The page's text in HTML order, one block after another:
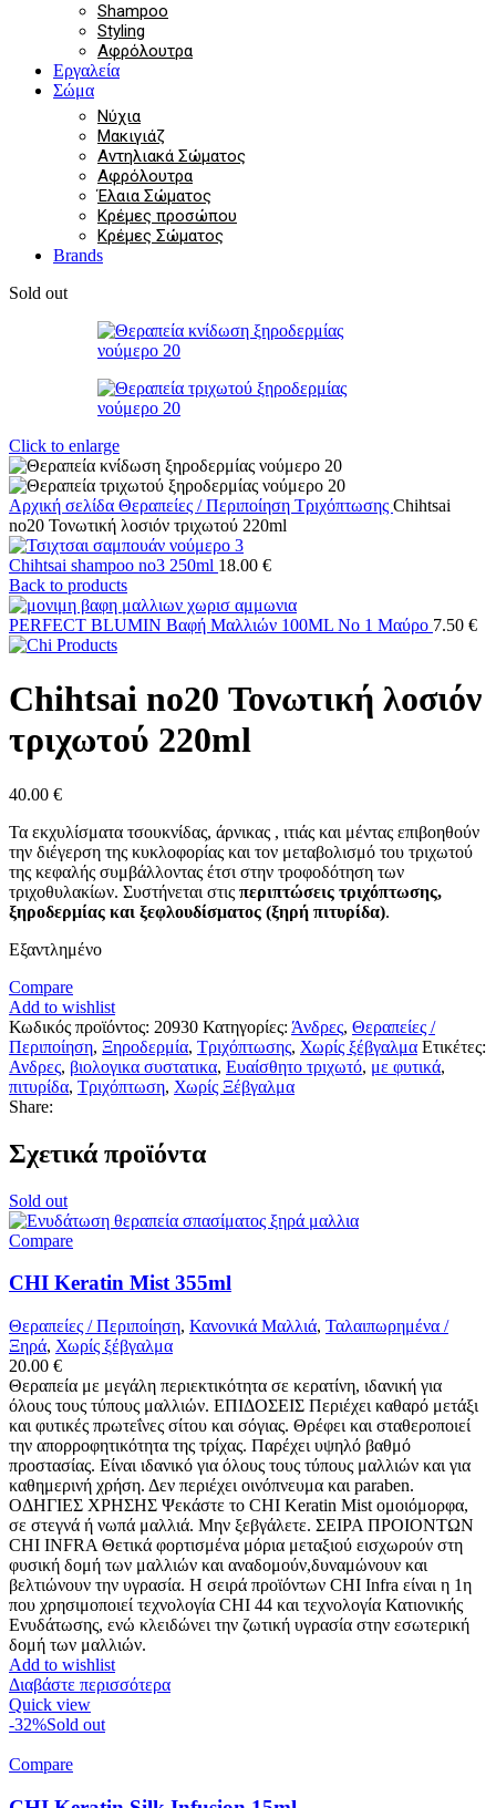
Shampoo
Styling
Αφρόλουτρα
Εργαλεία
Σώμα
Νύχια
Μακιγιάζ
Αντηλιακά Σώματος
Αφρόλουτρα
Έλαια Σώματος
Κρέμες προσώπου
Κρέμες Σώματος
Brands
Sold out
Click to enlarge
Αρχική σελίδα Θεραπείες / Περιποίηση Τριχόπτωσης Chihtsai
no20 Τονωτική λοσιόν τριχωτού 220ml
Chihtsai shampoo no3 250ml 18.00 €
Back to products
PERFECT BLUMIN Βαφή Μαλλιών 100ML No 1 Μαύρο 7.50 €
Chihtsai no20 Τονωτική λοσιόν
τριχωτού 220ml
40.00 €
Τα εκχυλίσματα τσουκνίδας, άρνικας , ιτιάς και μέντας επιβοηθούν
την διέγερση της κυκλοφορίας και τον μεταβολισμό του τριχωτού
της κεφαλής συμβάλλοντας έτσι στην τροφοδότηση των
τριχοθυλακίων. Συστήνεται στις περιπτώσεις τριχόπτωσης,
ξηροδερμίας και ξεφλουδίσματος (ξηρή πιτυρίδα).
Εξαντλημένο
Compare
Add to wishlist
Κωδικός προϊόντος: 20930 Κατηγορίες: Άνδρες, Θεραπείες /
Περιποίηση, Ξηροδερμία, Τριχόπτωσης, Χωρίς ξέβγαλμα Ετικέτες:
Ανδρες, βιολογικα συστατικα, Ευαίσθητο τριχωτό, με φυτικά,
πιτυρίδα, Τριχόπτωση, Χωρίς Ξέβγαλμα
Share:
Σχετικά προϊόντα
Sold out
Compare
CHI Keratin Mist 355ml
Θεραπείες / Περιποίηση, Κανονικά Μαλλιά, Ταλαιπωρημένα /
Ξηρά, Χωρίς ξέβγαλμα
20.00 €
Θεραπεία με μεγάλη περιεκτικότητα σε κερατίνη, ιδανική για
όλους τους τύπους μαλλιών. ΕΠΙΔΟΣΕΙΣ Περιέχει καθαρό μετάξι
και φυτικές πρωτεΐνες σίτου και σόγιας. Θρέφει και σταθεροποιεί
την απορροφητικότητα της τρίχας. Παρέχει υψηλό βαθμό
προστασίας. Είναι ιδανικό για όλους τους τύπους μαλλιών και για
καθημερινή χρήση. Δεν περιέχει οινόπνευμα και paraben.
ΟΔΗΓΙΕΣ ΧΡΗΣΗΣ Ψεκάστε το CHI Keratin Mist ομοιόμορφα,
σε στεγνά ή νωπά μαλλιά. Μην ξεβγάλετε. ΣΕΙΡΑ ΠΡΟΙΟΝΤΩΝ
CHI INFRA Θετικά φορτισμένα μόρια μεταξιού εισχωρούν στη
φυσική δομή των μαλλιών και αναδομούν,δυναμώνουν και
βελτιώνουν την υγρασία. Η σειρά προϊόντων CHI Infra είναι η 1η
που χρησιμοποιεί τεχνολογία CHI 44 και τεχνολογία Κατιονικής
Ενυδάτωσης, ενώ κλειδώνει την ζωτική υγρασία στην εσωτερική
δομή των μαλλιών.
Add to wishlist
Διαβάστε περισσότερα
Quick view
-32%Sold out
Compare